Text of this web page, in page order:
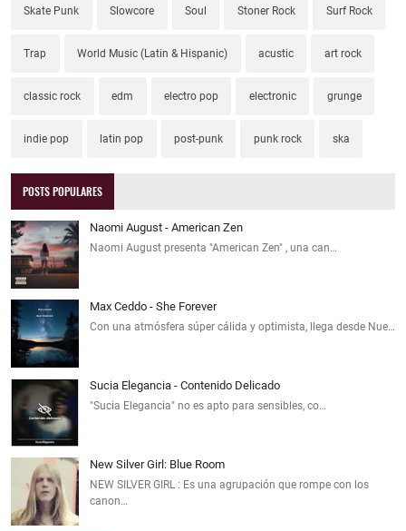
Skate Punk Slowcore Soul Stoner Rock Surf Rock
Trap World Music (Latin & Hispanic) acustic art rock
classic rock edm electro pop electronic grunge
indie pop latin pop post-punk punk rock ska
POSTS POPULARES
Naomi August - American Zen
Naomi August presenta "American Zen" , una can…
Max Ceddo - She Forever
Con una atmósfera súper cálida y optimista, llega desde Nue…
Sucia Elegancia - Contenido Delicado
"Sucia Elegancia" no es apto para sensibles, co…
New Silver Girl: Blue Room
NEW SILVER GIRL : Es una agrupación que rompe con los
canon…